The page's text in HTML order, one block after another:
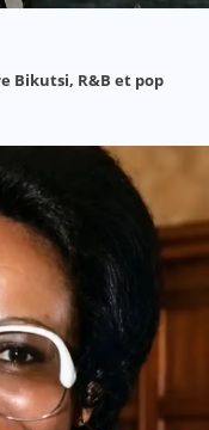
Bikutsi, R&B et pop